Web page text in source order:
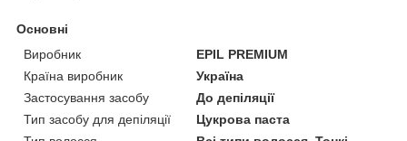
Основні
Виробник
EPIL PREMIUM
Країна виробник
Україна
Застосування засобу
До депіляції
Тип засобу для депіляції
Цукрова паста